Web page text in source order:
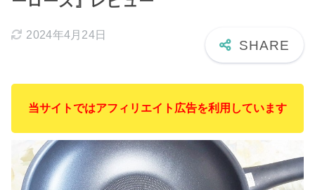
2024年4月24日
当サイトではアフィリエイト広告を利用しています